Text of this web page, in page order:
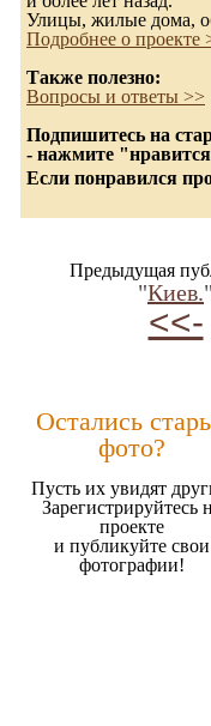
Улицы, жилые дома,
Подробнее о проекте
Также полезно:
Вопросы и ответы >>
Подпишитесь на
- нажмите
Если понравился
Предыдущая
"Киев.
<<-
Остались
фото?
Пусть их увидят
Зарегистрируйтесь
проекте
и публикуйте свои
фотографии!